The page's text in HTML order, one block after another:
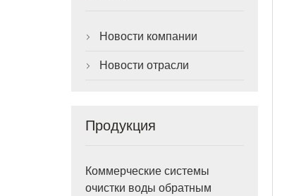
 Новости компании
 Новости отрасли
Продукция
Коммерческие системы
очистки воды обратным